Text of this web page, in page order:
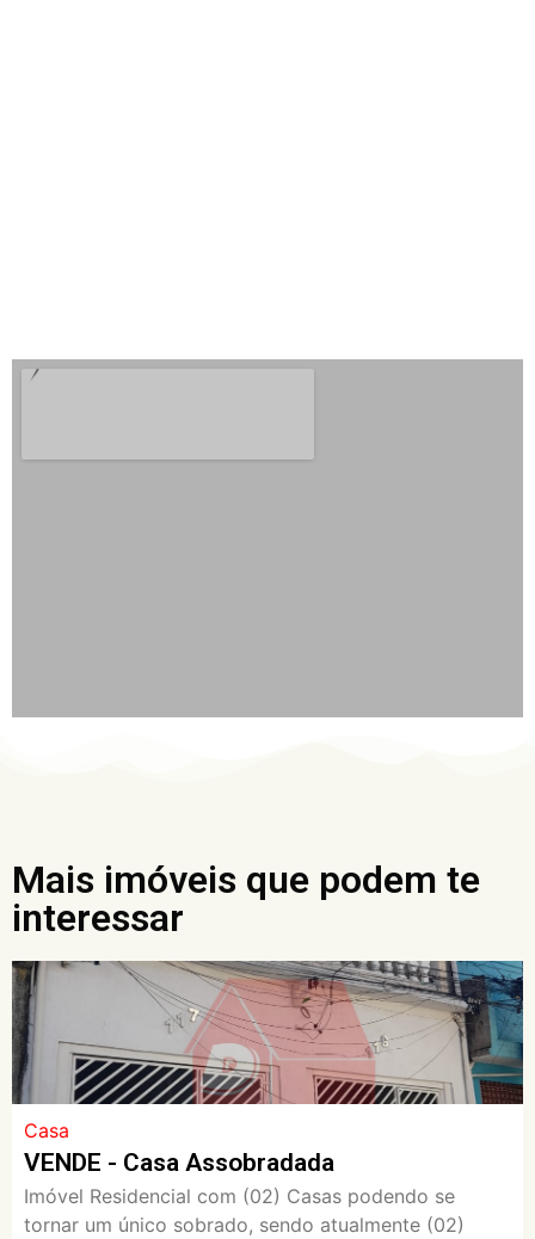
Mais imóveis que podem te
interessar
Casa
VENDE - Casa Assobradada
Imóvel Residencial com (02) Casas podendo se
tornar um único sobrado, sendo atualmente (02)